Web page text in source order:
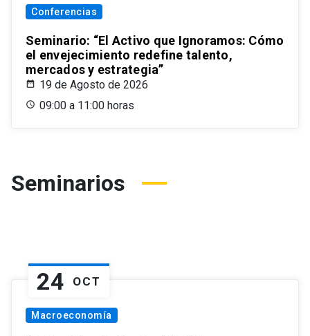
Conferencias
Seminario: “El Activo que Ignoramos: Cómo
el envejecimiento redefine talento,
mercados y estrategia”
19 de Agosto de 2026
09:00 a 11:00 horas
Seminarios
24 OCT
Macroeconomía